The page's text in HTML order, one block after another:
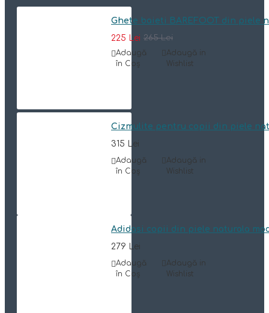
Ghete baieti BAREFOOT din piele
225 Lei 265 Lei
Adaugă
în Coş
Adaugă in
Wishlist
Cizmulite pentru copii din piele
315 Lei
Adaugă
în Coş
Adaugă in
Wishlist
Adidasi copii din piele naturala
279 Lei
Adaugă
în Coş
Adaugă in
Wishlist